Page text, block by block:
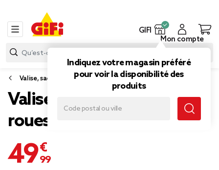
GIFI
Indiquez votre magasin préféré
pour voir la disponibilité des
produits
Mon compte
Valise, sac de voyage
Valise trolley souple 4
roues 50L gris H68cm
49,99 €